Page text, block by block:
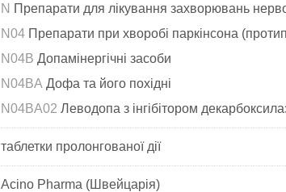
N Препарати для лікування захворювань
N04 Препарати при хворобі паркінсона
N04B Допамінергічні засоби
N04BA Дофа та його похідні
N04BA02 Леводопа з інгібітором
таблетки пролонгованої дії
Acino Pharma (Швейцарія)